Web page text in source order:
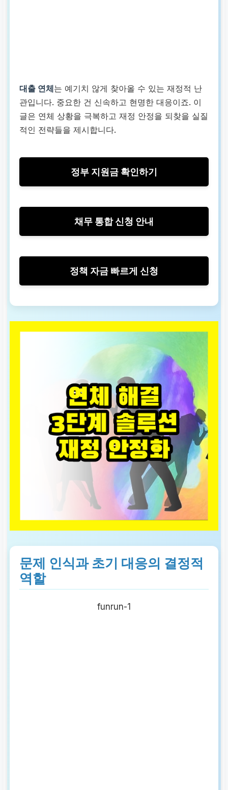
대출 연체는 예기치 않게 찾아올 수 있는 재정적 난
관입니다. 중요한 건 신속하고 현명한 대응이죠. 이
글은 연체 상황을 극복하고 재정 안정을 되찾을 실질
적인 전략들을 제시합니다.
정부 지원금 확인하기
채무 통합 신청 안내
정책 자금 빠르게 신청
문제 인식과 초기 대응의 결정적
역할
funrun-1